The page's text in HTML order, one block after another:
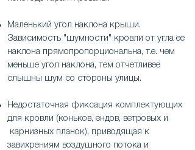
Маленький угол наклона крыши.
Зависимость "шумности" кровли от угла ее
наклона прямопропорциональна, т.е. чем
меньше угол наклона, тем отчетливее
слышны шум со стороны улицы.
Недостаточная фиксация комплектующих
для кровли (коньков, ендов, ветровых и
карнизных планок), приводящая к
завихрениям воздушного потока и